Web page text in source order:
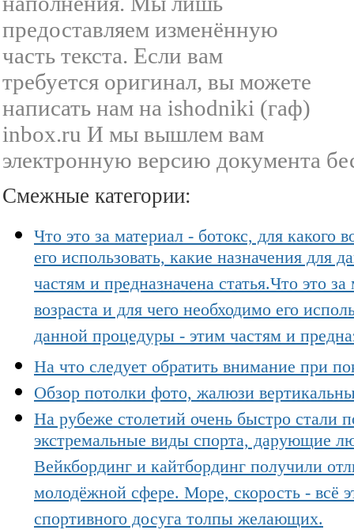
предоставляем изменённую
часть текста. Если вам
требуется оригинал, вы можете
написать нам на ishodniki (гаф)
inbox.ru И мы вышлем вам
электронную версию документа
Смежные категории:
Что это за материал - ботокс, для какого
его использовать, какие назначения для
частям и предназначена статья.Что это
возраста и для чего необходимо его
данной процедуры - этим частям и
На что следует обратить внимание при
Обзор потолки фото, жалюзи
На рубеже столетий очень быстро стали
экстремальные виды спорта, дарующие
Вейкбординг и кайтбординг получили
молодёжной сфере. Море, скорость - всё
спортивного досуга толпы желающих.